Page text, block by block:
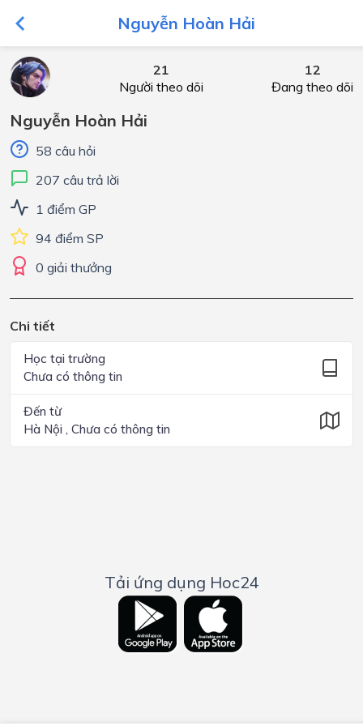
Nguyễn Hoàn Hải
21
Người theo dõi
12
Đang theo dõi
Nguyễn Hoàn Hải
58 câu hỏi
207 câu trả lời
1 điểm GP
94 điểm SP
0 giải thưởng
Chi tiết
Học tại trường
Chưa có thông tin
Đến từ
Hà Nội , Chưa có thông tin
Tải ứng dụng Hoc24